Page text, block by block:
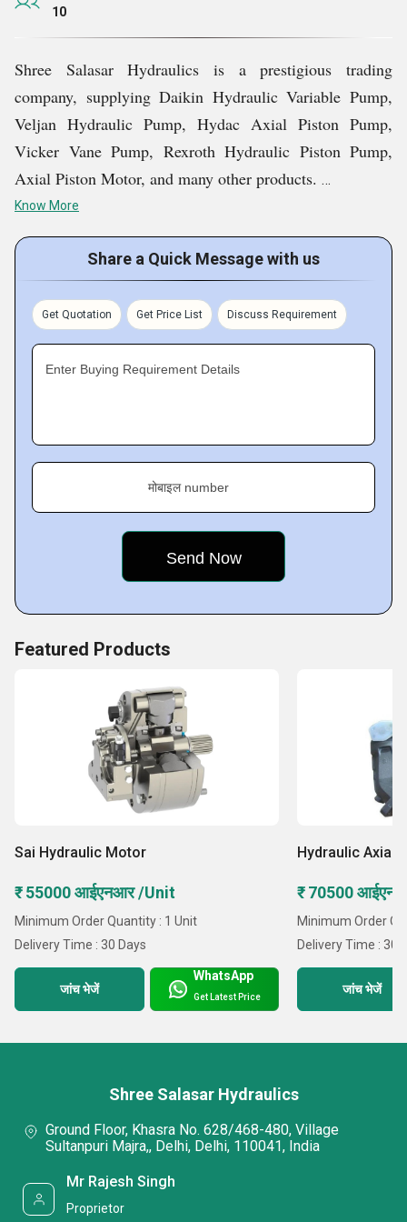
अन्य ।
हमें चुनने के कारण
हम ऑर्डर की समय पर डिलीवरी प्रदान करते हैं।
हम कम समय में तत्काल मांगों को पूरा कर सकते हैं।
हमारे पास अपने कार्यों को करने के लिए विशेष टीम है।
हम सभी व्यापारिक सौदों में स्पष्टता बनाए रखते हैं।
10
Shree Salasar Hydraulics is a prestigious trading
company, supplying Daikin Hydraulic Variable Pump,
Veljan Hydraulic Pump, Hydac Axial Piston Pump,
Vicker Vane Pump, Rexroth Hydraulic Piston Pump,
Axial Piston Motor, and many other products.
We have an excellent shipment network that offers us
incredible support in procuring and delivering products.
We are based in Delhi, India, a city which has excellent
connectivity with major shipment routes including the
railway, roads, and ports. We take benefit of such
brilliant connectivity to provide timely delivery of
Key Facts:
Know More
Share a Quick Message with us
Get Quotation Get Price List Discuss Requirement
Enter Buying Requirement Details
मोबाइल number
Featured Products
Sai Hydraulic Motor
₹ 55000 आईएनआर /Unit
Minimum Order Quantity : 1 Unit
Delivery Time : 30 Days
जांच भेजें
WhatsApp
Get Latest Price
Hydraulic Axial
₹ 70500
Minimum Order
Delivery Time : 30
जांच भेजें
Shree Salasar Hydraulics
Ground Floor, Khasra No. 628/468-480, Village
Sultanpuri Majra,, Delhi, Delhi, 110041, India
Mr Rajesh Singh
Proprietor